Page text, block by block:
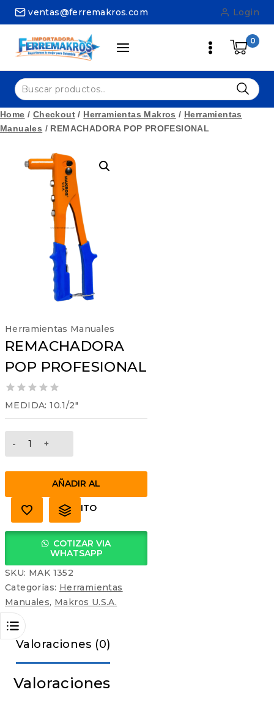
Skip
ventas@ferremakros.com Login
0
Buscar
por:
Home / Checkout / Herramientas Makros / Herramientas
Manuales / REMACHADORA POP PROFESIONAL
Herramientas Manuales
REMACHADORA
POP PROFESIONAL
0
MEDIDA: 10.1/2″
REMACHADORA
cantidadAÑADIR AL
CARRITO
COTIZAR VIA
WHATSAPP
SKU: MAK 1352
Categorías: Herramientas
Manuales, Makros U.S.A.
Valoraciones (0)
Valoraciones